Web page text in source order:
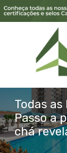
Todas as
Passo a
chá